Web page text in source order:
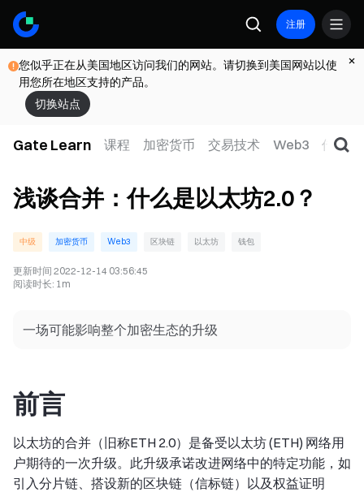
注册
您似乎正在从美国地区访问我们的网站。请切换到美国网站以使
用您所在地区支持的产品。
切换站点
Gate Learn 课程 加密货币 交易技术 Web3 传统金
浅谈合并：什么是以太坊2.0？
中级 加密货币 Web3 区块链 以太坊 钱包
更新时间 2022-12-14 03:56:45
阅读时长: 1m
一场可能影响整个加密生态的升级
前言
以太坊的合并（旧称ETH 2.0）是备受以太坊 (ETH) 网络用
户期待的一次升级。此升级承诺改进网络中的特定功能，如
引入分片链、搭设新的区块链（信标链）以及权益证明